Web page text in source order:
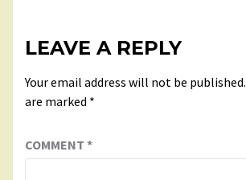
LEAVE A REPLY
Your email address will not be published.
are marked *
COMMENT *